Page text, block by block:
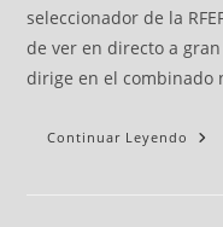
seleccionador de la
de ver en directo a
dirige en el combinado
Continuar Leyendo